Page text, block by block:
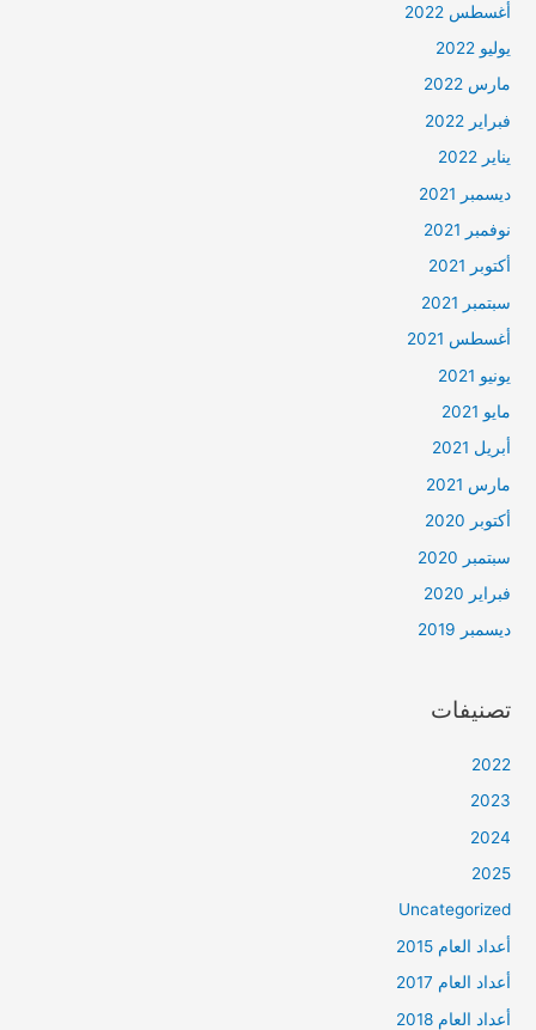
أغسطس 2022
يوليو 2022
مارس 2022
فبراير 2022
يناير 2022
ديسمبر 2021
نوفمبر 2021
أكتوبر 2021
سبتمبر 2021
أغسطس 2021
يونيو 2021
مايو 2021
أبريل 2021
مارس 2021
أكتوبر 2020
سبتمبر 2020
فبراير 2020
ديسمبر 2019
تصنيفات
2022
2023
2024
2025
Uncategorized
أعداد العام 2015
أعداد العام 2017
أعداد العام 2018